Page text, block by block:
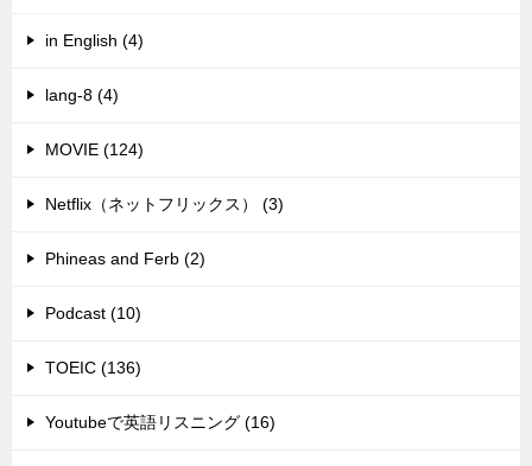
in English (4)
lang-8 (4)
MOVIE (124)
Netflix（ネットフリックス） (3)
Phineas and Ferb (2)
Podcast (10)
TOEIC (136)
Youtubeで英語リスニング (16)